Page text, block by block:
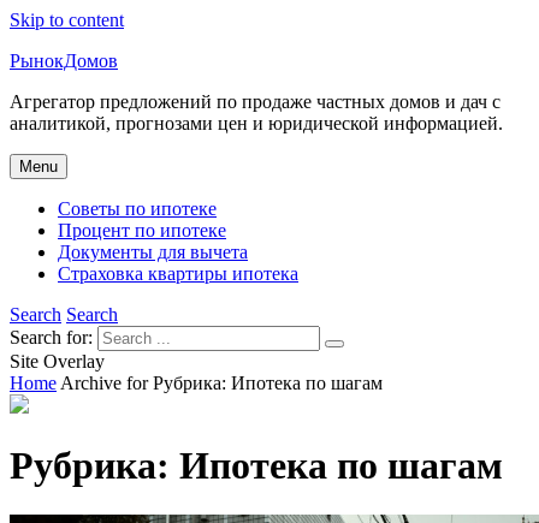
Skip to content
РынокДомов
Агрегатор предложений по продаже частных домов и дач с
аналитикой, прогнозами цен и юридической информацией.
Menu
Советы по ипотеке
Процент по ипотеке
Документы для вычета
Страховка квартиры ипотека
Search Search
Search for:
Site Overlay
Home Archive forРубрика: Ипотека по шагам
Рубрика: Ипотека по шагам